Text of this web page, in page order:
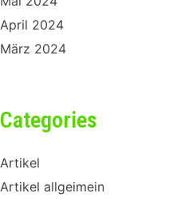
April 2024
März 2024
Categories
Artikel
Artikel allgeimein